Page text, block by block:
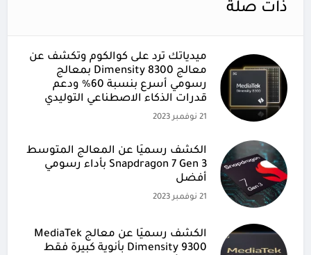
ذات صلة
ميدياتك ترد على كوالكوم وتكشف عن
معالج Dimensity 8300 بمعالج
رسومي أسرع بنسبة 60% ودعم
قدرات الذكاء الاصطناعي التوليدي
21 نوفمبر 2023
الكشف رسميًا عن المعالج المتوسط
Snapdragon 7 Gen 3 بأداء رسومي
أفضل
21 نوفمبر 2023
الكشف رسميًا عن معالج MediaTek
Dimensity 9300 بأنوية كبيرة فقط